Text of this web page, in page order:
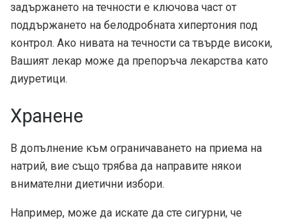
задържането на течности е ключова част от
поддържането на белодробната хипертония под
контрол. Ако нивата на течности са твърде високи,
Вашият лекар може да препоръча лекарства като
диуретици.
Хранене
В допълнение към ограничаването на приема на
натрий, вие също трябва да направите някои
внимателни диетични избори.
Например, може да искате да сте сигурни, че